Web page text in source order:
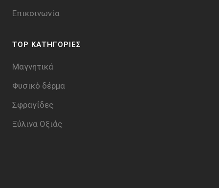
Επικοινωνία
TOP ΚΑΤΗΓΟΡΙΕΣ
Μαγνητικά
Φυσικό δέρμα
Σφραγίδες
Ξύλινα Οξιάς